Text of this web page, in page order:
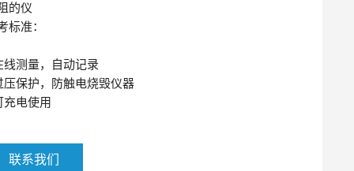
的仪
标准：
测量，自动记录
保护，防触电烧毁仪器
电使用
联系我们